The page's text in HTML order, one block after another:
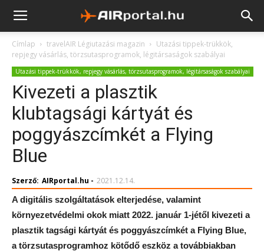
Címlap travelAIR Légiutazási magazin
Utazási tippek-trükkök,
repjegy vásárlás, törzsutasprogramok, légitársaságok szabályai
Utazási tippek-trükkök, repjegy vásárlás, törzsutasprogramok, légitársaságok szabályai
Kivezeti a plasztik
klubtagsági kártyát és
poggyászcímkét a Flying
Blue
Szerző: AIRportal.hu - 2021.12.14.
A digitális szolgáltatások elterjedése, valamint
környezetvédelmi okok miatt 2022. január 1-jétől kivezeti a
plasztik tagsági kártyát és poggyászcímkét a Flying Blue,
a törzsutasprogramhoz kötődő eszköz a továbbiakban